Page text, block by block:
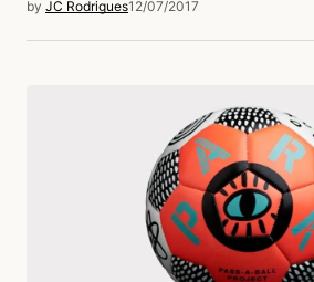
by JC Rodrigues12/07/2017